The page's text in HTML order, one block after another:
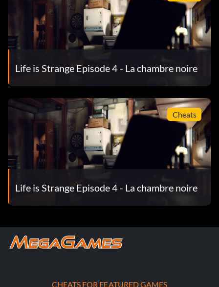
Life is Strange Episode 4 - La chambre noire
Cheats
Life is Strange Episode 4 - La chambre noire
CHEATS FOR FEATURED GAMES